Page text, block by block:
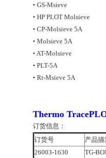
• GS-Msieve
• HP PLOT Molsieve
• CP-Molsieve 5A
• Molsieve 5A
• AT-Molsieve
• PLT-5A
• Rt-Msieve 5A
Thermo
订货信息：
订货号
产品描
26003-1630
TG-